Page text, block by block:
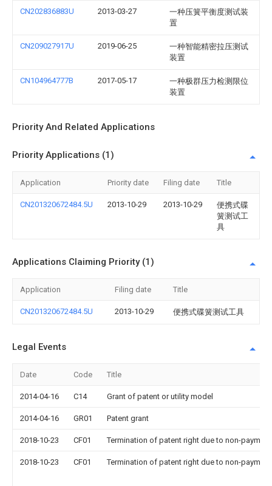
CN202836883U 2013-03-27
一种压簧平衡度测试装
置
CN209027917U 2019-06-25
一种智能精密拉压测试
装置
CN104964777B 2017-05-17
一种极群压力检测限位
装置
Priority And Related Applications
Priority Applications (1)
Application Priority date Filing date Title
CN201320672484.5U 2013-10-29 2013-10-29
便携式碟
簧测试工
具
Applications Claiming Priority (1)
Application Filing date Title
CN201320672484.5U 2013-10-29 便携式碟簧测试工具
Legal Events
Date Code Title
2014-04-16 C14 Grant of patent or utility model
2014-04-16 GR01 Patent grant
2018-10-23 CF01 Termination of patent right due to non-
2018-10-23 CF01 Termination of patent right due to non-